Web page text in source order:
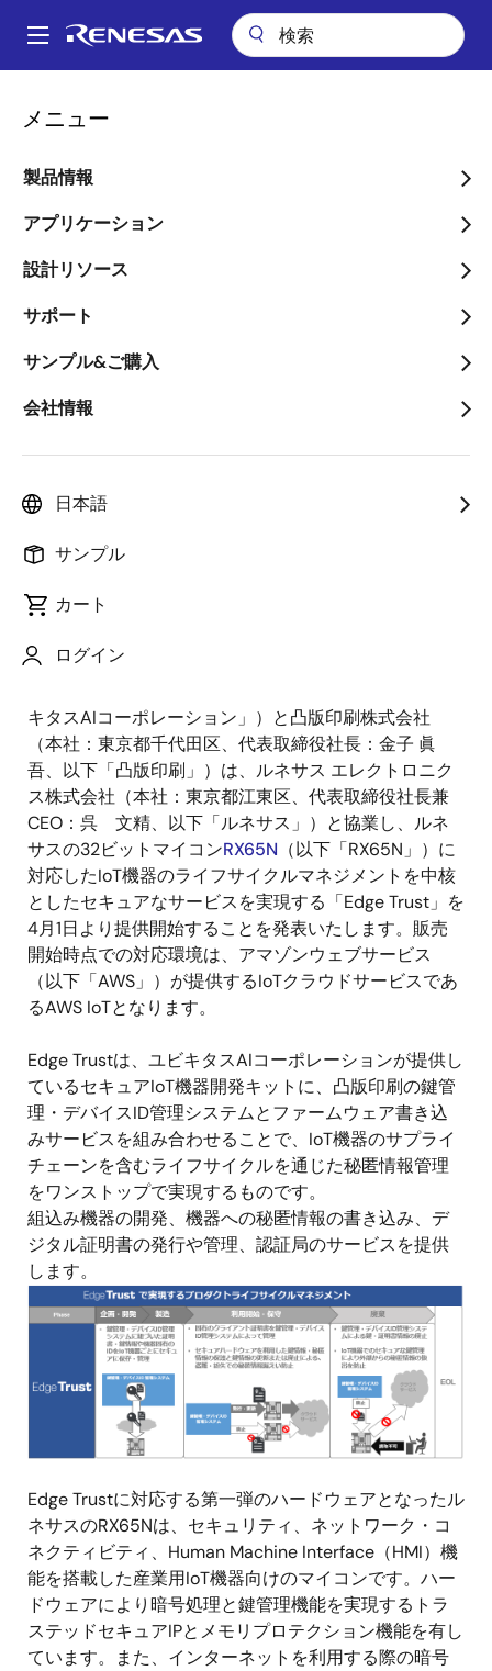
ン
Main
メニュー
製品情報
アプリケーション
設計リソース
サポート
サンプル&ご購入
会社情報
日本語
サンプル
カート
ログイン
パ
ン
く
ず
ユビキタスAIコーポレーションと凸版印刷、ルネサスと協業、トラス
ユビキタスAIコーポレーシ
ョンと凸版印刷、ルネサス
と協業、トラステッドセキ
ュアIP搭載マイコンRX65N
に対応したセキュアIoTサ
ービス開発ソリューション
「Edge Trust」を4月1日よ
り提供開始
株式会社ユビキタスAIコーポレーション（本社：東
キタスAIコーポレーション」）と凸版印刷株式会社
（本社：東京都千代田区、代表取締役社長：金子 眞
吾、以下「凸版印刷」）は、ルネサス エレクトロニク
ス株式会社（本社：東京都江東区、代表取締役社長兼
CEO：呉 文精、以下「ルネサス」）と協業し、ルネ
サスの32ビットマイコンRX65N （以下「RX65N」）に
対応したIoT機器のライフサイクルマネジメントを中核
としたセキュアなサービスを実現する「Edge Trust」を
4月1日より提供開始することを発表いたします。販売
開始時点での対応環境は、アマゾンウェブサービス
（以下「AWS」）が提供するIoTクラウドサービスであ
るAWS IoTとなります。
Edge Trustは、ユビキタスAIコーポレーションが提供し
ているセキュアIoT機器開発キットに、凸版印刷の鍵管
理・デバイスID管理システムとファームウェア書き込
みサービスを組み合わせることで、IoT機器のサプライ
チェーンを含むライフサイクルを通じた秘匿情報管理
をワンストップで実現するものです。
組込み機器の開発、機器への秘匿情報の書き込み、デ
ジタル証明書の発行や管理、認証局のサービスを提供
します。
像
Edge Trustに対応する第一弾のハードウェアとなったル
ネサスのRX65Nは、セキュリティ、ネットワーク・コ
ネクティビティ、Human Machine Interface（HMI）機
能を搭載した産業用IoT機器向けのマイコンです。ハー
ドウェアにより暗号処理と鍵管理機能を実現するトラ
ステッドセキュアIPとメモリプロテクション機能を有し
ています。また、インターネットを利用する際の暗号